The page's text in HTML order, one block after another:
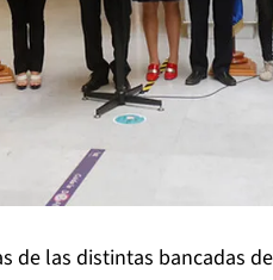
de las distintas bancadas